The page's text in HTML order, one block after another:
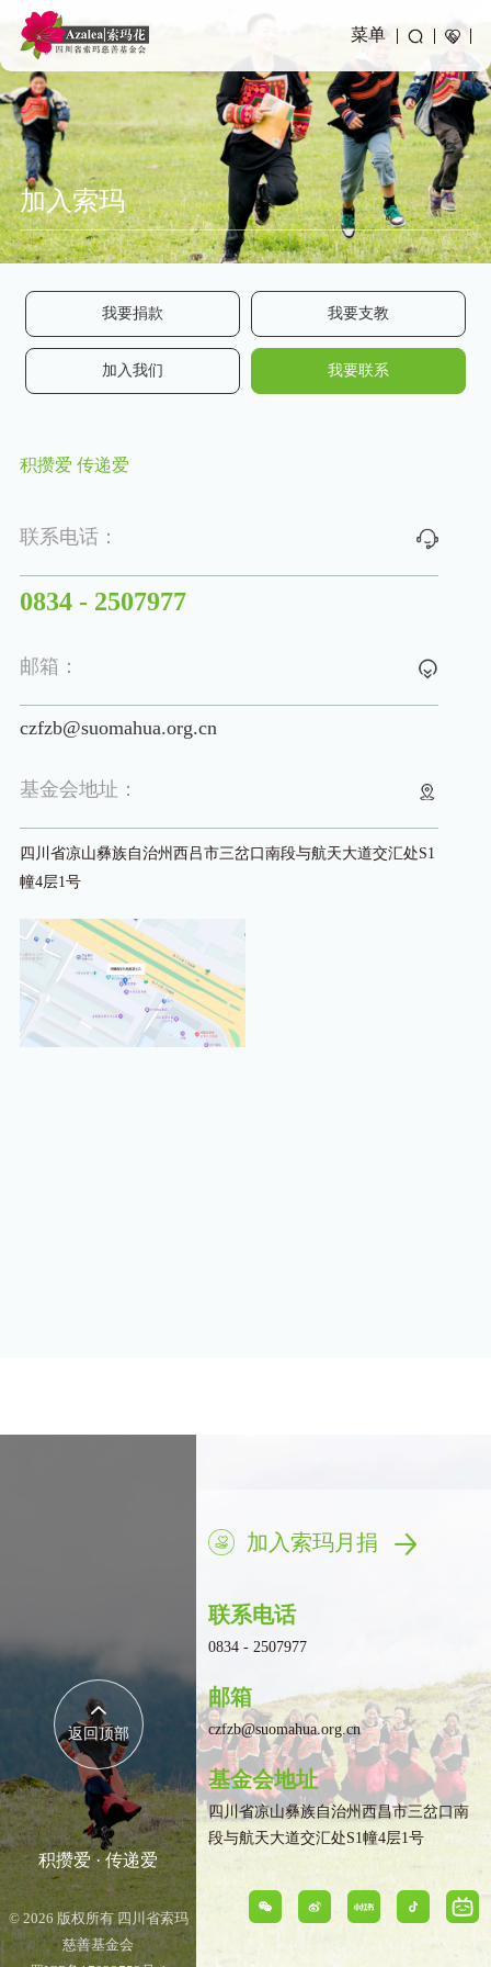
菜单
加入索玛
我要捐款 我要支教
加入我们 我要联系
积攒爱 传递爱
联系电话：
0834 - 2507977
邮箱：
czfzb@suomahua.org.cn
基金会地址：
四川省凉山彝族自治州西吕市三岔口南段与航天大道交汇处S1
幢4层1号
返回顶部
积攒爱 · 传递爱
© 2026 版权所有 四川省索玛
慈善基金会
加入索玛月捐
联系电话
0834 - 2507977
邮箱
czfzb@suomahua.org.cn
基金会地址
四川省凉山彝族自治州西昌市三岔口南
段与航天大道交汇处S1幢4层1号